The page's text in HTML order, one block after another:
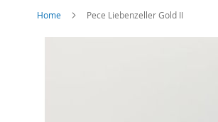
Home Pece Liebenzeller Gold II